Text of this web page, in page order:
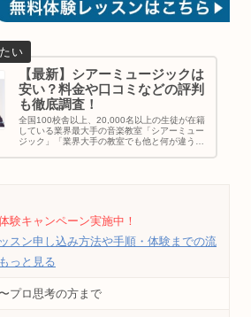
【最新】シアーミュージックは
安い？料金や口コミなどの評判
も徹底調査！
全国100校舎以上、20,000名以上の生徒が在籍
している業界最大手の音楽教室「シアーミュー
ジック」「業界大手の教室でも他と何が違う
験キャンペーン実施中！
スン申し込み方法や手順・体験までの流
っと見る
プロ思考の方まで